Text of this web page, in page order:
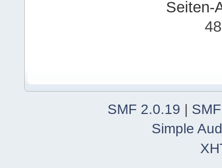
Seiten-
SMF 2.0.19 |
Simple